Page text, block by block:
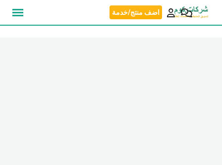
انتقل
اضف منتج/خدمة